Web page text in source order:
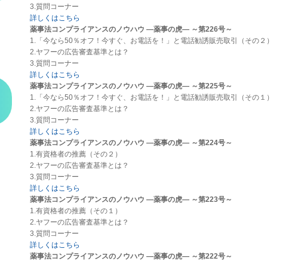
3.質問コーナー
詳しくはこちら
薬事法コンプライアンスのノウハウ ―薬事の虎― ～第226号～
1.「今なら50％オフ！今すぐ、お電話を！」と電話勧誘販売取引（その２）
2.ヤフーの広告審査基準とは？
3.質問コーナー
詳しくはこちら
薬事法コンプライアンスのノウハウ ―薬事の虎― ～第225号～
1.「今なら50％オフ！今すぐ、お電話を！」と電話勧誘販売取引（その１）
2.ヤフーの広告審査基準とは？
3.質問コーナー
詳しくはこちら
薬事法コンプライアンスのノウハウ ―薬事の虎― ～第224号～
1.有資格者の推薦（その２）
2.ヤフーの広告審査基準とは？
3.質問コーナー
詳しくはこちら
薬事法コンプライアンスのノウハウ ―薬事の虎― ～第223号～
1.有資格者の推薦（その１）
2.ヤフーの広告審査基準とは？
3.質問コーナー
詳しくはこちら
薬事法コンプライアンスのノウハウ ―薬事の虎― ～第222号～